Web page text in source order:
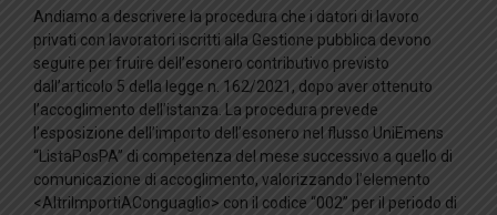
Andiamo a descrivere la procedura che i datori di lavoro
privati con lavoratori iscritti alla Gestione pubblica devono
seguire per fruire dell’esonero contributivo previsto
dall’articolo 5 della legge n. 162/2021, dopo aver ottenuto
l’accoglimento dell’istanza. La procedura prevede
l’esposizione dell’importo dell’esonero nel flusso UniEmens
“ListaPosPA” di competenza del mese successivo a quello di
comunicazione di accoglimento, valorizzando l’elemento
<AltriImportiAConguaglio> con il codice “002” per il periodo di